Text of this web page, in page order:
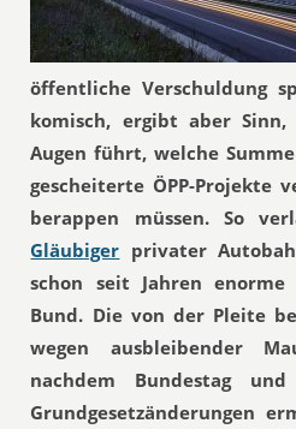
öffentliche Verschuldung
komisch, ergibt aber
Augen führt, welche
gescheiterte ÖPP-Projekte
berappen müssen. So
Gläubiger privater
schon seit Jahren enorme
Bund. Die von der Pleite
wegen ausbleibender
nachdem Bundestag
Grundgesetzänderungen